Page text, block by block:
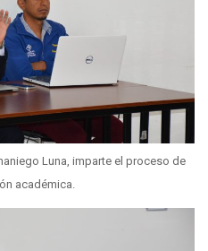
Luna, imparte el proceso de
académica.